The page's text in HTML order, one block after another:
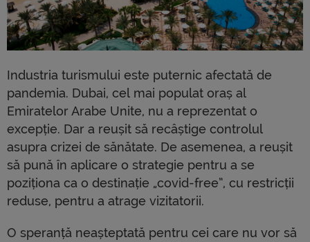
Industria turismului este puternic afectată de
pandemia. Dubai, cel mai populat oraș al
Emiratelor Arabe Unite, nu a reprezentat o
excepție. Dar a reușit să recâștige controlul
asupra crizei de sănătate. De asemenea, a reușit
să pună în aplicare o strategie pentru a se
poziționa ca o destinație „covid-free”, cu restricții
reduse, pentru a atrage vizitatorii.
O speranță neașteptată pentru cei care nu vor să